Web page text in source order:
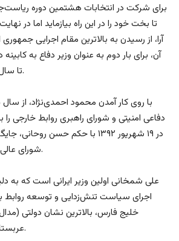
برای شرکت در انتخابات هشتمین دوره
تا بخت خود را در این راه بیازماید اما در
آرا، از رسیدن به بالاترین مقام اجرایی
آن، برای بار دوم به عنوان وزیر دفاع به
تا سال ۱۳۸۴ در این مقام بود.
دفاعی امنیتی و شورای راهبری روابط خارجی
در ۱۹ شهریور ۱۳۹۲ با حکم حسن
شورای عالی امنیت ملی کشور، شد.
علی شمخانی اولین وزیر ایرانی است که
اجرای سیاست تنش‌زدایی و توسعه روابط
خلیج فارس، بالاترین نشان دولتی (مدال
عربستان سعودی دریافت کرد.